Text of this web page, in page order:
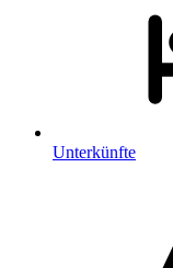
Unterkünfte